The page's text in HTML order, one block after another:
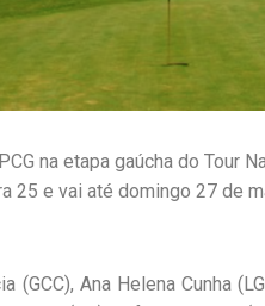
na etapa gaúcha do Tour
25 e vai até domingo 27 de
(GCC), Ana Helena Cunha